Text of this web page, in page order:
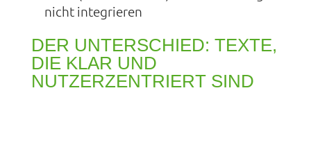
nicht integrieren
DER UNTERSCHIED: TEXTE,
DIE KLAR UND
NUTZERZENTRIERT SIND